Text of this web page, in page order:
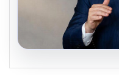
08.08.2026